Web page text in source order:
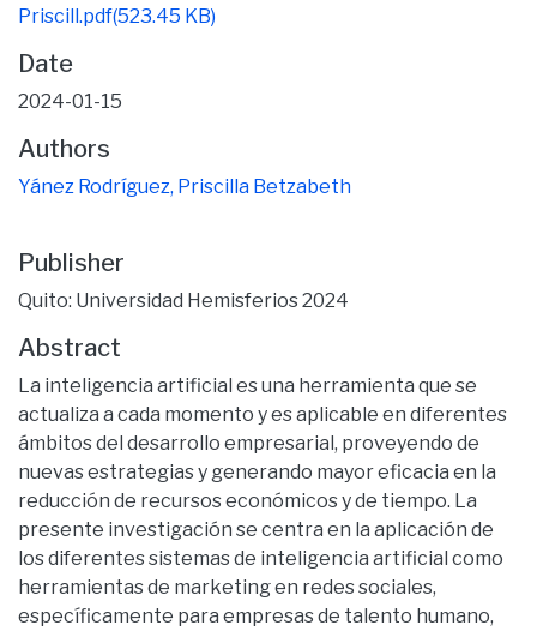
Priscill.pdf(523.45 KB)
Date
2024-01-15
Authors
Yánez Rodríguez, Priscilla Betzabeth
Publisher
Quito: Universidad Hemisferios 2024
Abstract
La inteligencia artificial es una herramienta que se
actualiza a cada momento y es aplicable en diferentes
ámbitos del desarrollo empresarial, proveyendo de
nuevas estrategias y generando mayor eficacia en la
reducción de recursos económicos y de tiempo. La
presente investigación se centra en la aplicación de
los diferentes sistemas de inteligencia artificial como
herramientas de marketing en redes sociales,
específicamente para empresas de talento humano,